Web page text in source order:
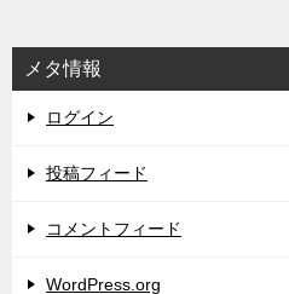
メタ情報
ログイン
投稿フィード
コメントフィード
WordPress.org